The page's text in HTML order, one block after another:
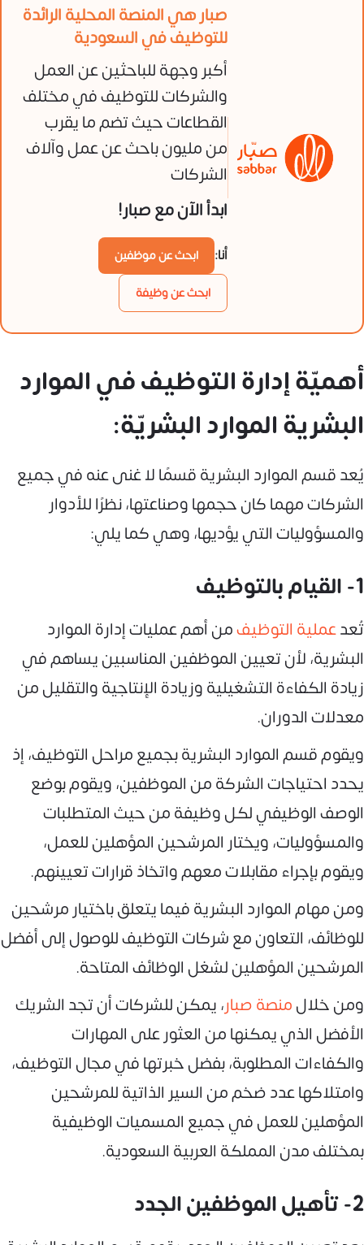
صبار هي المنصة المحلية الرائدة
للتوظيف في السعودية
أكبر وجهة للباحثين عن العمل
والشركات للتوظيف في مختلف
القطاعات حيث تضم ما يقرب
من مليون باحث عن عمل وآلاف
الشركات
ابدأ الآن مع صبار!
أنا:
ابحث عن موظفين
ابحث عن وظيفة
أهميّة إدارة التوظيف في الموارد
البشرية الموارد البشريّة:
يُعد قسم الموارد البشرية قسمًا لا غنى عنه في جميع
الشركات مهما كان حجمها وصناعتها، نظرًا للأدوار
والمسؤوليات التي يؤديها، وهي كما يلي:
1- القيام بالتوظيف
تُعدعملية التوظيفمن أهم عمليات إدارة الموارد
البشرية، لأن تعيين الموظفين المناسبين يساهم في
زيادة الكفاءة التشغيلية وزيادة الإنتاجية والتقليل من
معدلات الدوران.
ويقوم قسم الموارد البشرية بجميع مراحل التوظيف، إذ
يحدد احتياجات الشركة من الموظفين، ويقوم بوضع
الوصف الوظيفي لكل وظيفة من حيث المتطلبات
والمسؤوليات، ويختار المرشحين المؤهلين للعمل،
ويقوم بإجراء مقابلات معهم واتخاذ قرارات تعيينهم.
ومن مهام الموارد البشرية فيما يتعلق باختيار مرشحين
للوظائف، التعاون مع شركات التوظيف للوصول إلى أفضل
المرشحين المؤهلين لشغل الوظائف المتاحة.
ومن خلالمنصة صبار، يمكن للشركات أن تجد الشريك
الأفضل الذي يمكنها من العثور على المهارات
والكفاءات المطلوبة، بفضل خبرتها في مجال التوظيف،
وامتلاكها عدد ضخم من السير الذاتية للمرشحين
المؤهلين للعمل في جميع المسميات الوظيفية
بمختلف مدن المملكة العربية السعودية.
2- تأهيل الموظفين الجدد